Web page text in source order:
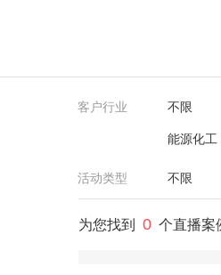
客户行业 不限
能源化工
活动类型 不限
为您找到 0 个直播案